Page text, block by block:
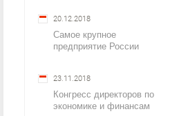
20.12.2018
Самое крупное
предприятие России
23.11.2018
Конгресс директоров по
экономике и финансам